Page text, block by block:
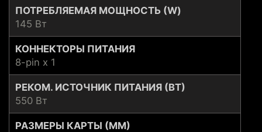
ПОТРЕБЛЯЕМАЯ МОЩНОСТЬ (W)
145 Вт
КОННЕКТОРЫ ПИТАНИЯ
8-pin x 1
РЕКОМ. ИСТОЧНИК ПИТАНИЯ (ВТ)
550 Вт
РАЗМЕРЫ КАРТЫ (ММ)